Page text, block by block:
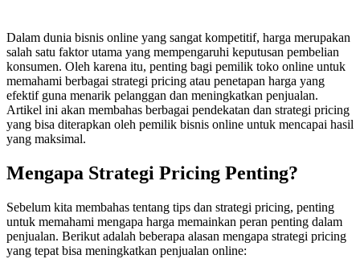
Dalam dunia bisnis online yang sangat kompetitif, harga merupakan
salah satu faktor utama yang mempengaruhi keputusan pembelian
konsumen. Oleh karena itu, penting bagi pemilik toko online untuk
memahami berbagai strategi pricing atau penetapan harga yang
efektif guna menarik pelanggan dan meningkatkan penjualan.
Artikel ini akan membahas berbagai pendekatan dan strategi pricing
yang bisa diterapkan oleh pemilik bisnis online untuk mencapai hasil
yang maksimal.
Mengapa Strategi Pricing Penting?
Sebelum kita membahas tentang tips dan strategi pricing, penting
untuk memahami mengapa harga memainkan peran penting dalam
penjualan. Berikut adalah beberapa alasan mengapa strategi pricing
yang tepat bisa meningkatkan penjualan online: